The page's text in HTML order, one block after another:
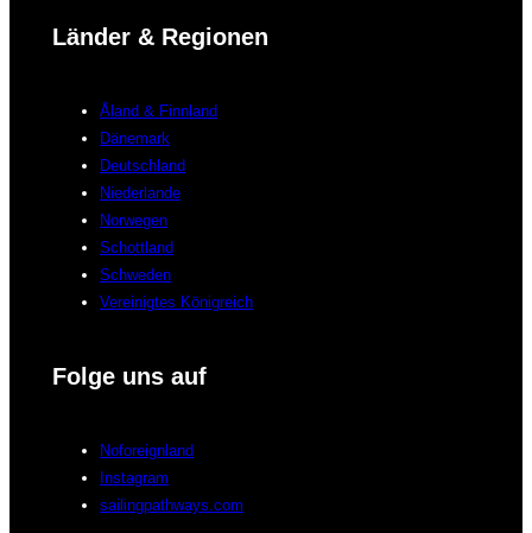
Länder & Regionen
Åland & Finnland
Dänemark
Deutschland
Niederlande
Norwegen
Schottland
Schweden
Vereinigtes Königreich
Folge uns auf
Noforeignland
Instagram
sailingpathways.com